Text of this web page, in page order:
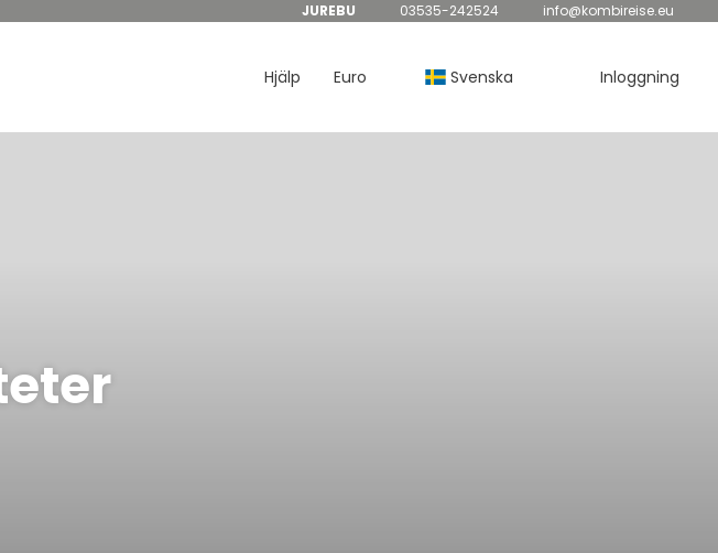
JUREBU 03535-242524 info@kombireise.eu
Hjälp Euro Svenska Inloggning